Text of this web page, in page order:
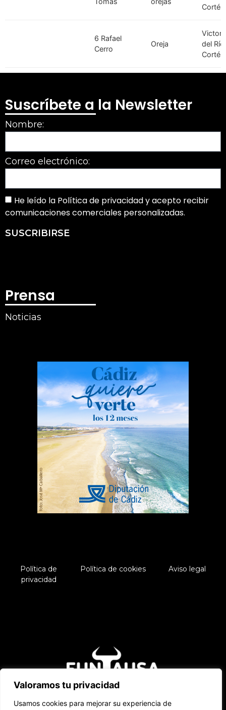
Valoramos tu privacidad
Usamos cookies para mejorar su experiencia de
Cortés
6 Rafael
Cerro
Oreja
del Río
Cortés
Suscríbete a la Newsletter
Nombre:
Correo electrónico:
He leído la Política de privacidad y acepto recibir
comunicaciones comerciales personalizadas.
SUSCRIBIRSE
Prensa
Noticias
Política de
privacidad
Política de cookies Aviso legal